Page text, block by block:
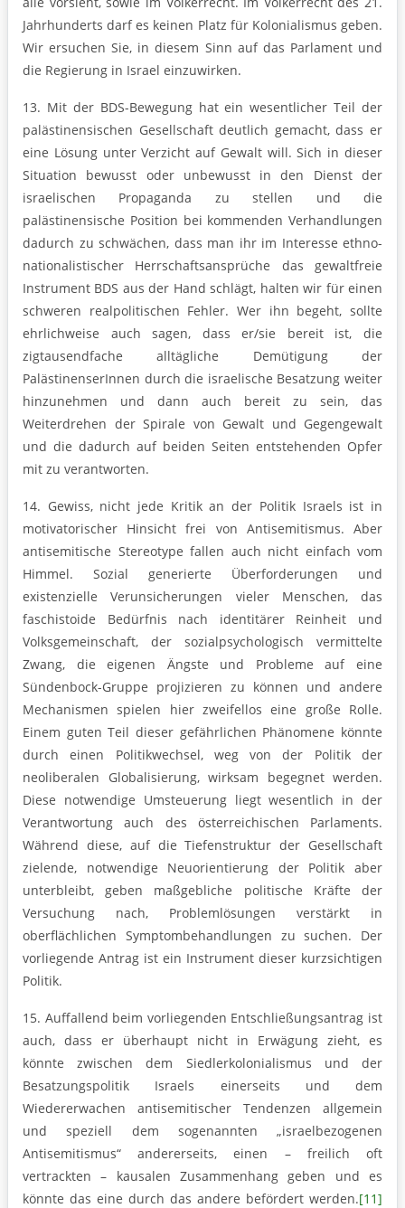
Jahrhunderts darf es keinen Platz für Kolonialismus geben.
Wir ersuchen Sie, in diesem Sinn auf das Parlament und
die Regierung in Israel einzuwirken.
13. Mit der BDS-Bewegung hat ein wesentlicher Teil der
palästinensischen Gesellschaft deutlich gemacht, dass er
eine Lösung unter Verzicht auf Gewalt will. Sich in dieser
Situation bewusst oder unbewusst in den Dienst der
israelischen Propaganda zu stellen und die
palästinensische Position bei kommenden Verhandlungen
dadurch zu schwächen, dass man ihr im Interesse ethno-
nationalistischer Herrschaftsansprüche das gewaltfreie
Instrument BDS aus der Hand schlägt, halten wir für einen
schweren realpolitischen Fehler. Wer ihn begeht, sollte
ehrlichweise auch sagen, dass er/sie bereit ist, die
zigtausendfache alltägliche Demütigung der
PalästinenserInnen durch die israelische Besatzung weiter
hinzunehmen und dann auch bereit zu sein, das
Weiterdrehen der Spirale von Gewalt und Gegengewalt
und die dadurch auf beiden Seiten entstehenden Opfer
mit zu verantworten.
14. Gewiss, nicht jede Kritik an der Politik Israels ist in
motivatorischer Hinsicht frei von An­tisemitismus. Aber
antisemitische Stereotype fallen auch nicht einfach vom
Himmel. Sozial generierte Überforderungen und
existenzielle Verunsicherungen vieler Menschen, das
faschistoide Bedürfnis nach identitärer Reinheit und
Volksgemeinschaft, der sozialpsychologisch vermittelte
Zwang, die eigenen Ängste und Probleme auf eine
Sündenbock-Gruppe projizieren zu können und andere
Mechanismen spielen hier zweifellos eine große Rolle.
Einem guten Teil dieser gefährlichen Phänomene könnte
durch einen Politikwechsel, weg von der Politik der
neoliberalen Globalisierung, wirksam begegnet werden.
Diese notwendige Umsteuerung liegt wesentlich in der
Verantwortung auch des österreichischen Parlaments.
Während diese, auf die Tiefenstruktur der Gesellschaft
zielende, notwendige Neuorientierung der Politik aber
unterbleibt, geben maßgebliche politische Kräfte der
Versuchung nach, Problemlösungen verstärkt in
oberflächlichen Symptombehandlungen zu suchen. Der
vorliegende Antrag ist ein Instrument dieser kurzsichtigen
Politik.
15. Auffallend beim vorliegenden Entschließungsantrag ist
auch, dass er überhaupt nicht in Erwägung zieht, es
könnte zwischen dem Siedlerkolonialismus und der
Besatzungspolitik Israels einerseits und dem
Wiedererwachen antisemitischer Tendenzen allgemein
und speziell dem sogenannten „israelbezogenen
Antisemitismus“ andererseits, einen – freilich oft
vertrackten – kausalen Zusammenhang geben und es
könnte das eine durch das andere befördert werden.[11]